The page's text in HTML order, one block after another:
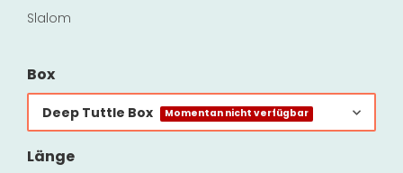
Slalom
Box
Deep Tuttle Box Momentan nicht verfügbar
Länge